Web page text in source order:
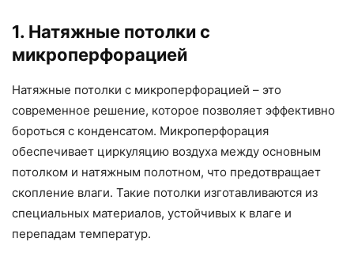
1. Натяжные потолки с
микроперфорацией
Натяжные потолки с микроперфорацией – это
современное решение, которое позволяет эффективно
бороться с конденсатом. Микроперфорация
обеспечивает циркуляцию воздуха между основным
потолком и натяжным полотном, что предотвращает
скопление влаги. Такие потолки изготавливаются из
специальных материалов, устойчивых к влаге и
перепадам температур.